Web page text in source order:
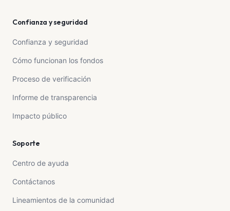
Confianza y seguridad
Confianza y seguridad
Cómo funcionan los fondos
Proceso de verificación
Informe de transparencia
Impacto público
Soporte
Centro de ayuda
Contáctanos
Lineamientos de la comunidad